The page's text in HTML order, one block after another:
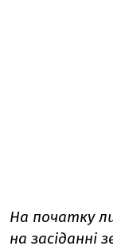
На початку
на засіданні